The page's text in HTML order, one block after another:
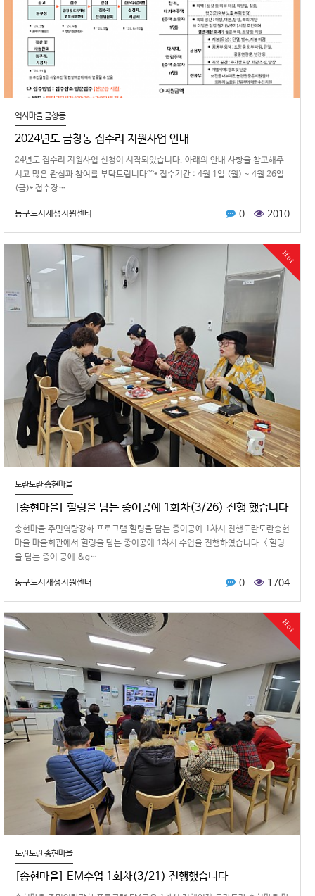
역사마을 금창동
2024년도 금창동 집수리 지원사업 안내
24년도 집수리 지원사업 신청이 시작되었습니다. 아래의 안내 사항을 참고해주
시고 많은 관심과 참여를 부탁드립니다^^* 접수기간 : 4월 1일 (월) ~ 4월 26일
(금)* 접수장…
동구도시재생지원센터 0 2010
Hot
도란도란 송현마을
[송현마을] 힐링을 담는 종이공예 1화차(3/26) 진행 했습니다
송현마을 주민역량강화 프로그램 힐링을 담는 종이공예 1차시 진행도란도란송현
마을 마을회관에서 힐링을 담는 종이공예 1차시 수업을 진행하였습니다. < 힐링
을 담는 종이 공예 &g…
동구도시재생지원센터 0 1704
Hot
도란도란 송현마을
[송현마을] EM수업 1회차(3/21) 진행했습니다